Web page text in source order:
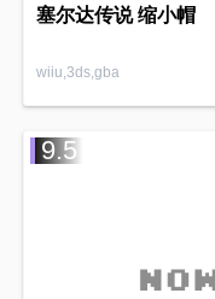
塞尔达传说 缩小帽
wiiu,3ds,gba
9.5